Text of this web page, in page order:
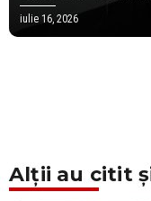
2026, AMBELE S-
iulie 16, 2026
Alții au citit